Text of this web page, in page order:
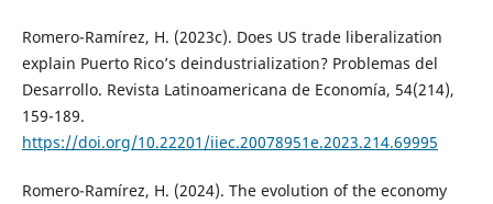
Romero-Ramírez, H. (2023c). Does US trade liberalization
explain Puerto Rico’s deindustrialization? Problemas del
Desarrollo. Revista Latinoamericana de Economía, 54(214),
159-189.
https://doi.org/10.22201/iiec.20078951e.2023.214.69995
Romero-Ramírez, H. (2024). The evolution of the economy